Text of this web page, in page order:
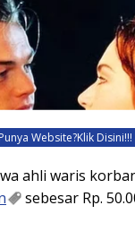
Website?Klik Disini!!!
ahli waris
sebesar Rp.